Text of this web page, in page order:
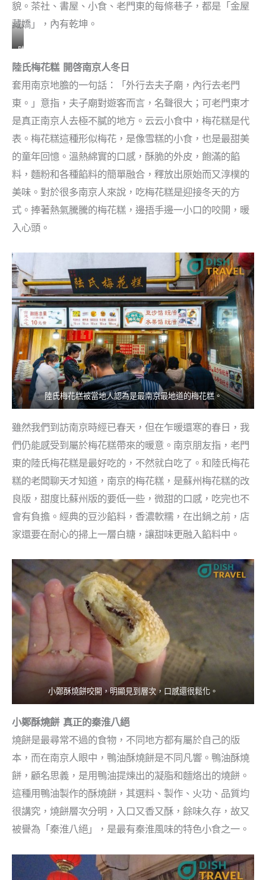
貌。茶社、書屋、小食、老門東的每條巷子，都是「金屋
藏嬌」，內有乾坤。
陸
氏
梅
糕
熱
燙
得
，
香
噴
噴
遠
看
已
很
吸
引
。
陸氏梅花糕 開啓南京人冬日
套用南京地膽的一句話：「外行去夫子廟，內行去老門
東。」意指，夫子廟對遊客而言，名聲很大；可老門東才
是真正南京人去極不膩的地方。云云小食中，梅花糕是代
表。梅花糕這種形似梅花，是像雪糕的小食，也是最甜美
的童年回憶。溫熱綿實的口感，酥脆的外皮，飽滿的餡
料，麵粉和各種餡料的簡單融合，釋放出原始而又淳樸的
美味。對於很多南京人來說，吃梅花糕是迎接冬天的方
式。捧著熱氣騰騰的梅花糕，邊捂手邊一小口的咬開，暖
入心頭。
陸氏梅花糕被當地人認為是最南京最地道的梅花糕。
雖然我們到訪南京時經已春天，但在乍暖還寒的春日，我
們仍能感受到屬於梅花糕帶來的暖意。南京朋友指，老門
東的陸氏梅花糕是最好吃的，不然就白吃了。和陸氏梅花
糕的老闆聊天才知道，南京的梅花糕，是蘇州梅花糕的改
良版，甜度比蘇州版的要低一些，微甜的口感，吃完也不
會有負擔。經典的豆沙餡料，香濃軟糯，在出鍋之前，店
家還要在耐心的掃上一層白糖，讓甜味更融入餡料中。
小鄭酥燒餅咬開，明顯見到層次，口感還很鬆化。
小鄭酥燒餅 真正的秦淮八絕
燒餅是最尋常不過的食物，不同地方都有屬於自己的版
本，而在南京人眼中，鴨油酥燒餅是不同凡響。鴨油酥燒
餅，顧名思義，是用鴨油提煉出的凝脂和麵烙出的燒餅。
這種用鴨油製作的酥燒餅，其選料、製作、火功、品質均
很講究，燒餅層次分明，入口又香又酥，餘味久存，故又
被譽為「秦淮八絕」，是最有秦淮風味的特色小食之一。